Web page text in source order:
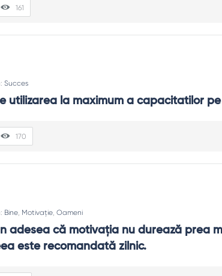
161
Succes
utilizarea la maximum a capacitatilor
170
Bine Motivație ,Oameni
adesea că motivația nu durează prea
este recomandată zilnic.